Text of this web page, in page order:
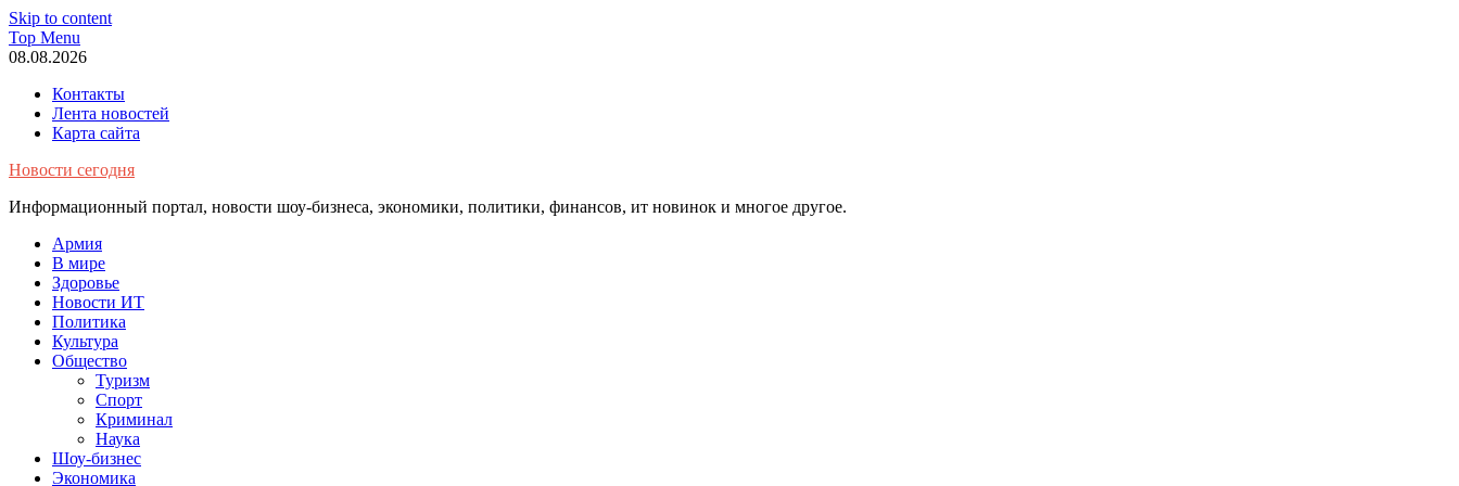
Skip to content
Top Menu
08.08.2026
Контакты
Лента новостей
Карта сайта
Новости сегодня
Информационный портал, новости шоу-бизнеса, экономики, политики, финансов, ит новинок и многое другое.
Армия
В мире
Здоровье
Новости ИТ
Политика
Культура
Общество
Туризм
Спорт
Криминал
Наука
Шоу-бизнес
Экономика